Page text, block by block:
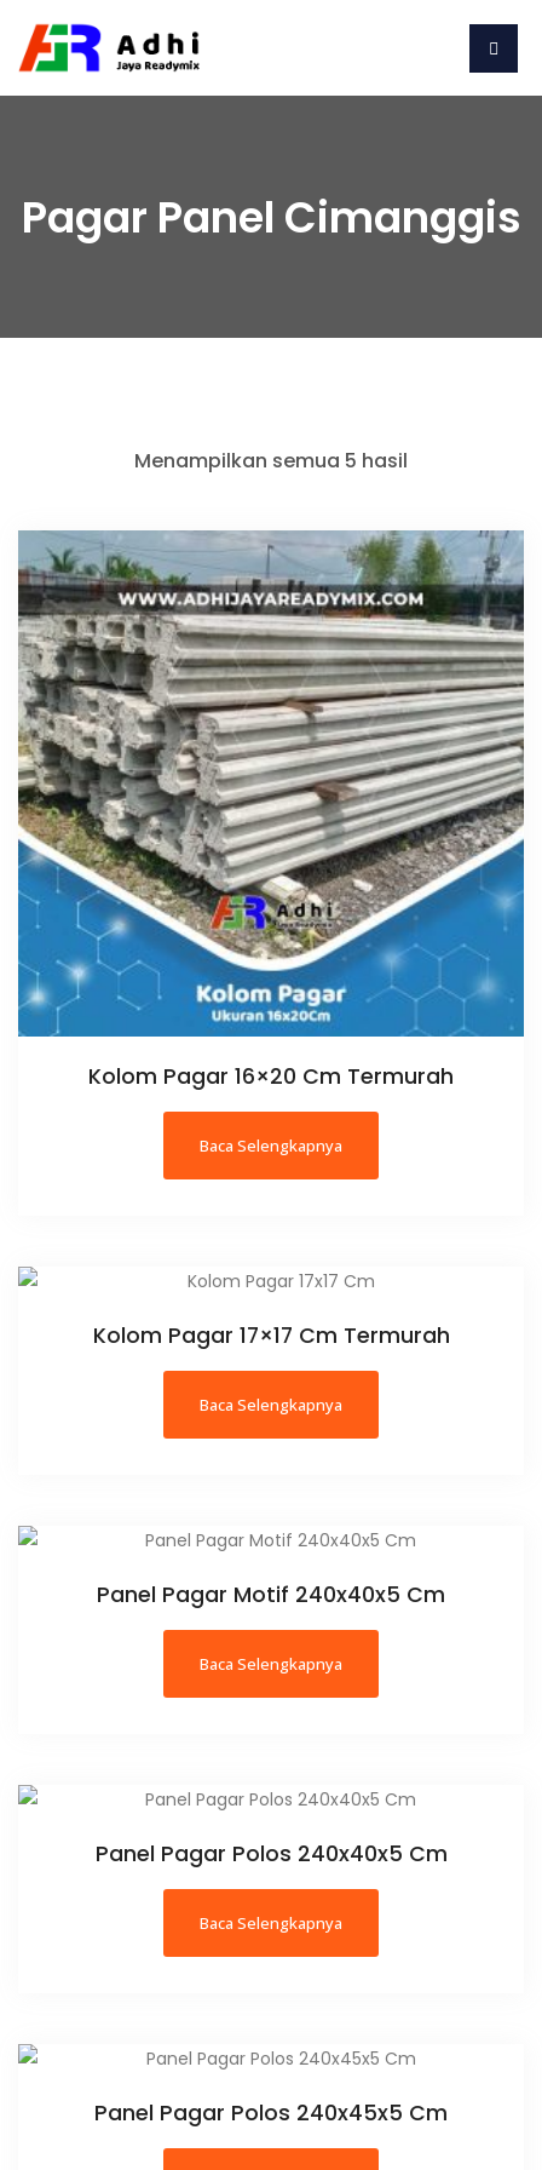
Pagar Panel Cimanggis
Menampilkan semua 5 hasil
Kolom Pagar 16×20 Cm Termurah
Baca Selengkapnya
Kolom Pagar 17×17 Cm Termurah
Baca Selengkapnya
Panel Pagar Motif 240x40x5 Cm
Baca Selengkapnya
Panel Pagar Polos 240x40x5 Cm
Baca Selengkapnya
Panel Pagar Polos 240x45x5 Cm